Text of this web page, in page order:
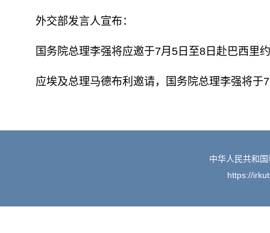
外交部发言人宣布：
国务院总理李强将应邀于7月5日至8日赴巴西里
应埃及总理马德布利邀请，国务院总理李强将于
中华人民共和
https://